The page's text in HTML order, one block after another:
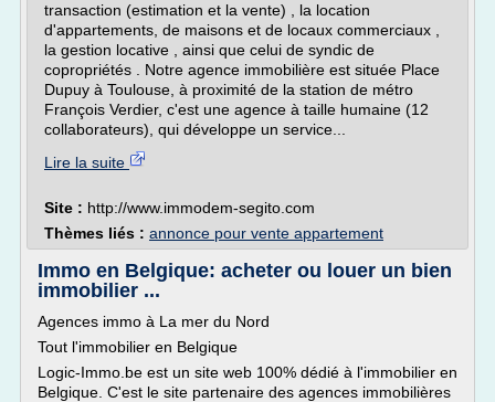
transaction (estimation et la vente) , la location
d'appartements, de maisons et de locaux commerciaux ,
la gestion locative , ainsi que celui de syndic de
copropriétés . Notre agence immobilière est située Place
Dupuy à Toulouse, à proximité de la station de métro
François Verdier, c'est une agence à taille humaine (12
collaborateurs), qui développe un service...
Lire la suite
Site : http://www.immodem-segito.com
Thèmes liés : annonce pour vente appartement
Immo en Belgique: acheter ou louer un bien
immobilier ...
Agences immo à La mer du Nord
Tout l'immobilier en Belgique
Logic-Immo.be est un site web 100% dédié à l'immobilier en
Belgique. C'est le site partenaire des agences immobilières